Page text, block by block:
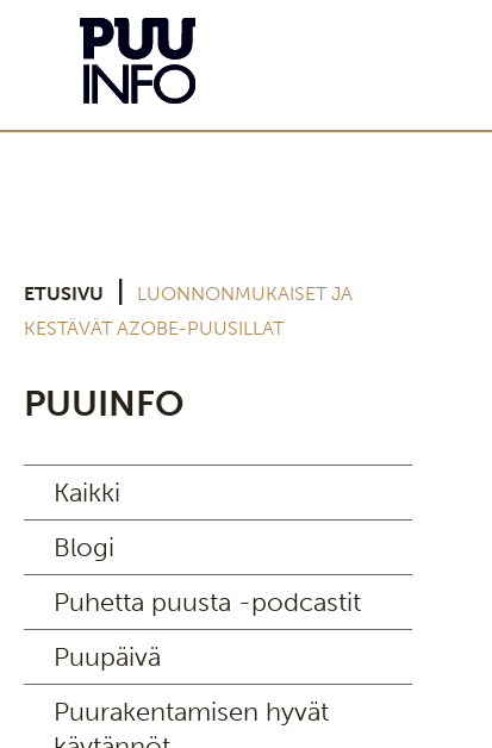
ETUSIVU
LUONNONMUKAISET JA
KESTÄVÄT AZOBE-PUUSILLAT
PUUINFO
Kaikki
Blogi
Puhetta puusta -podcastit
Puupäivä
Puurakentamisen hyvät